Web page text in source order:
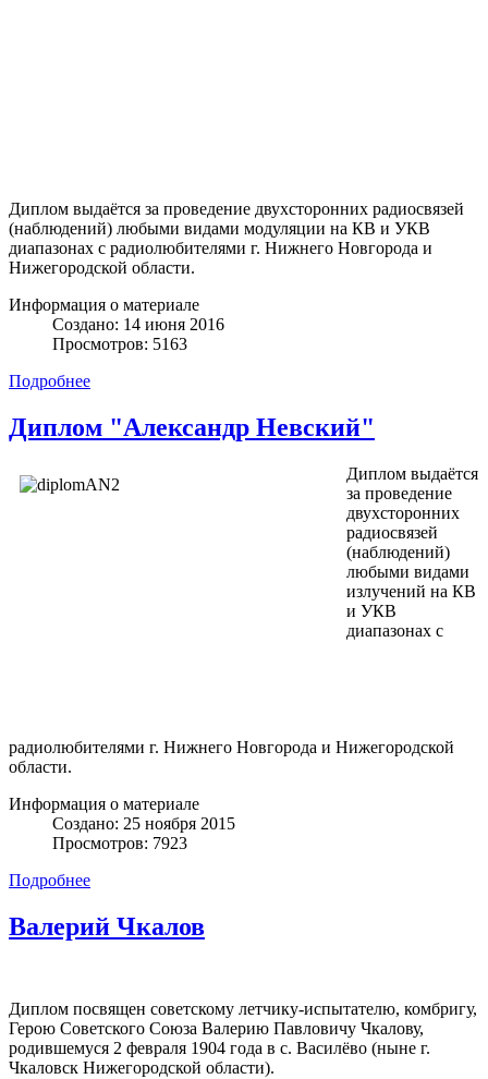
Диплом выдаётся за проведение двухсторонних радиосвязей
(наблюдений) любыми видами модуляции на КВ и УКВ
диапазонах с радиолюбителями г. Нижнего Новгорода и
Нижегородской области.
Информация о материале
Создано: 14 июня 2016
Просмотров: 5163
Подробнее
Диплом "Александр Невский"
Диплом выдаётся
за проведение
двухсторонних
радиосвязей
(наблюдений)
любыми видами
излучений на КВ
и УКВ
диапазонах с
радиолюбителями г. Нижнего Новгорода и Нижегородской
области.
Информация о материале
Создано: 25 ноября 2015
Просмотров: 7923
Подробнее
Валерий Чкалов
Диплом посвящен советскому летчику-испытателю, комбригу,
Герою Советского Союза Валерию Павловичу Чкалову,
родившемуся 2 февраля 1904 года в с. Василёво (ныне г.
Чкаловск Нижегородской области).